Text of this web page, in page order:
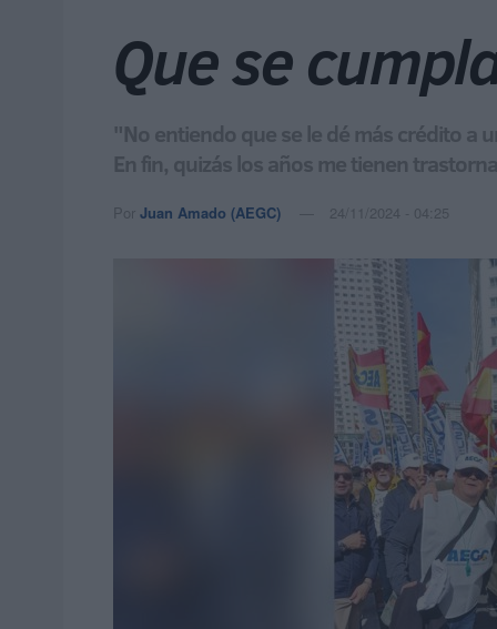
Que se
"No entiendo que se le dé más crédito a
En fin, quizás los años me tienen
Por Juan Amado (AEGC) 24/11/2024 - 04:25